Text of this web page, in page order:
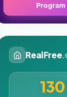
RealFree